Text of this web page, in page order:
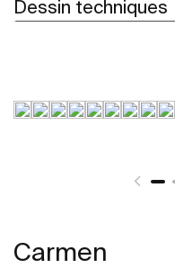
Dessin techniques
Carmen